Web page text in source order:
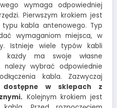
wymaga odpowiedniej
Pierwszym krokiem jest
kabla antenowego. Typ
wymaganiom miejsca, w
Istnieje wiele typów kabli
każdy ma swoje własne
należy wybrać odpowiednie
kabla. Zazwyczaj
w sklepach z
Kolejnym krokiem jest